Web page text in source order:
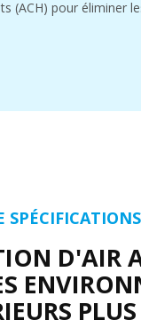
(ACH) pour éliminer
D'AIR